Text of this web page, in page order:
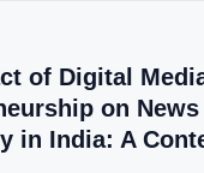
of Digital
on News
in India: A